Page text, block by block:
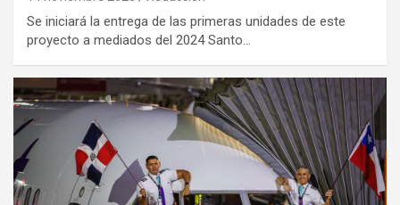
Se iniciará la entrega de las primeras unidades de este
proyecto a mediados del 2024 Santo…